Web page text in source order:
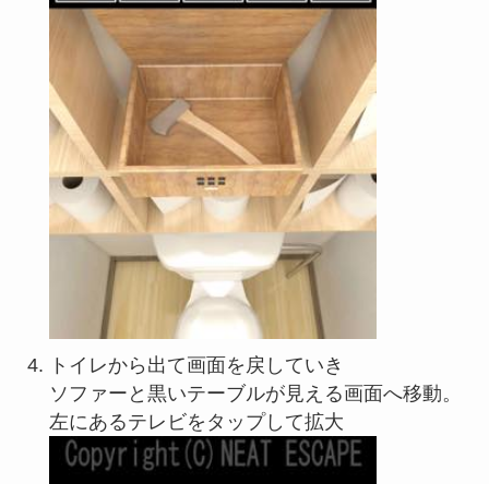
トイレから出て画面を戻していき
ソファーと黒いテーブルが見える画面へ移動。
左にあるテレビをタップして拡大